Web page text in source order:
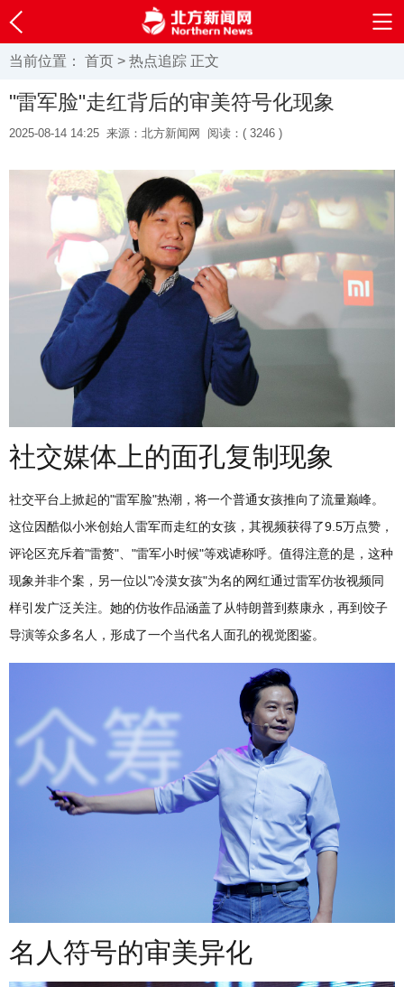
当前位置： 首页 > 热点追踪 正文
"雷军脸"走红背后的审美符号化现象
2025-08-14 14:25 来源：北方新闻网 阅读：( 3246 )
社交媒体上的面孔复制现象
社交平台上掀起的"雷军脸"热潮，将一个普通女孩推向了流量巅峰。
这位因酷似小米创始人雷军而走红的女孩，其视频获得了9.5万点赞，
评论区充斥着"雷赘"、"雷军小时候"等戏谑称呼。值得注意的是，这种
现象并非个案，另一位以"冷漠女孩"为名的网红通过雷军仿妆视频同
样引发广泛关注。她的仿妆作品涵盖了从特朗普到蔡康永，再到饺子
导演等众多名人，形成了一个当代名人面孔的视觉图鉴。
名人符号的审美异化